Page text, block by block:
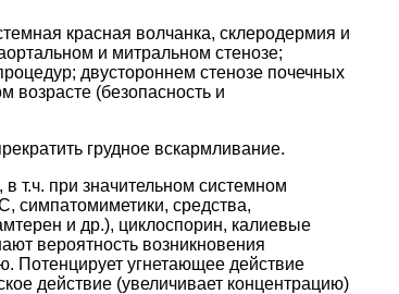
красная волчанка, склеродермия и
и митральном стенозе;
двустороннем стенозе почечных
возрасте (безопасность и
грудное вскармливание.
т.ч. при значительном системном
симпатомиметики, средства,
и др.), циклоспорин, калиевые
вероятность возникновения
Потенцирует угнетающее действие
действие (увеличивает концентрацию)